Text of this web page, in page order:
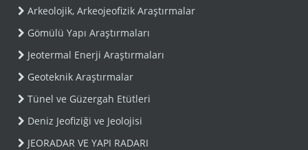
Arkeolojik, Arkeojeofizik Araştırmalar
Gömülü Yapı Araştırmaları
Jeotermal Enerji Araştırmaları
Geoteknik Araştırmalar
Tünel ve Güzergah Etütleri
Deniz Jeofiziği ve Jeolojisi
JEORADAR VE YAPI RADARI